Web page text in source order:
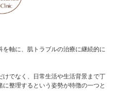
軸に、肌トラブルの治療に継続的に
でなく、日常生活や生活背景まで丁
整理するという姿勢が特徴の一つと